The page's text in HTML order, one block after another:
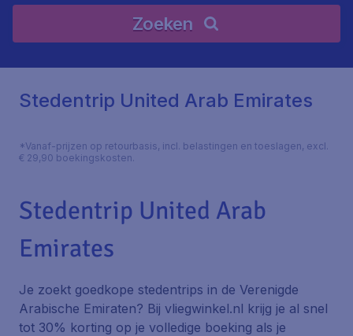
Zoeken
Stedentrip United Arab Emirates
*Vanaf-prijzen op retourbasis, incl. belastingen en toeslagen, excl.
€ 29,90 boekingskosten.
Stedentrip United Arab
Emirates
Je zoekt goedkope stedentrips in de Verenigde
Arabische Emiraten? Bij vliegwinkel.nl krijg je al snel
tot 30% korting op je volledige boeking als je